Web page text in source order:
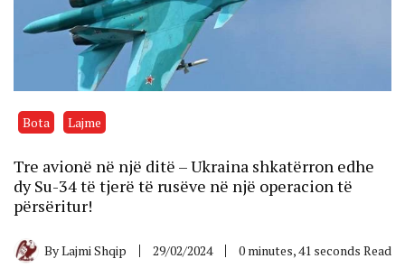
Bota Lajme
Tre avionë në një ditë – Ukraina shkatërron edhe
dy Su-34 të tjerë të rusëve në një operacion të
përsëritur!
ByLajmi Shqip 29/02/2024 0 minutes, 41 seconds Read